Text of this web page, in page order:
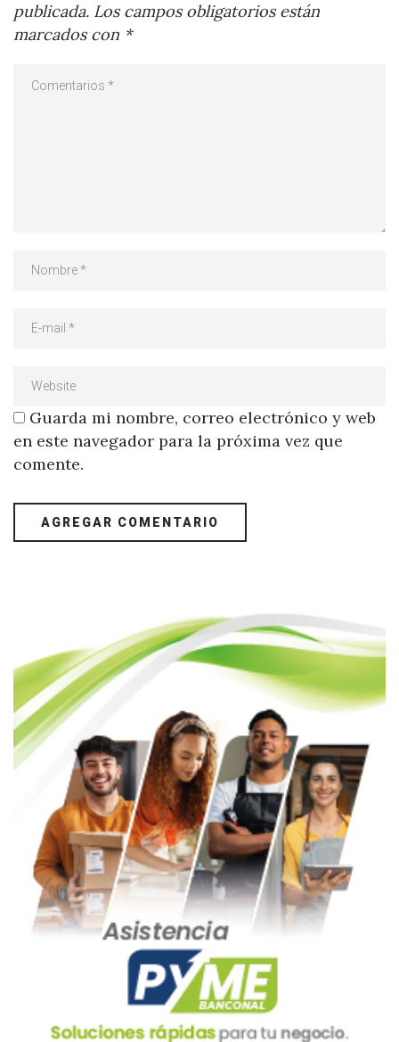
publicada. Los campos obligatorios están
marcados con *
Guarda mi nombre, correo electrónico y web
en este navegador para la próxima vez que
comente.